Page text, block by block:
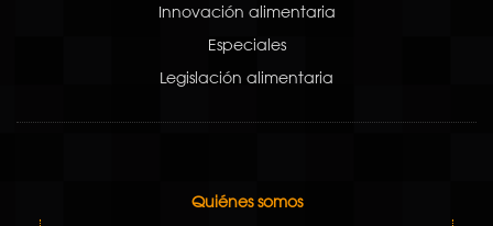
Innovación alimentaria
Especiales
Legislación alimentaria
Quiénes somos